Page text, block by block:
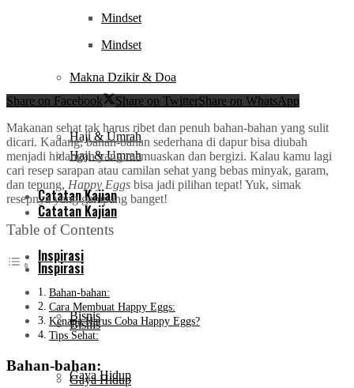
Mindset
Makna Dzikir & Doa
Haji & Umrah
Catatan Kajian
Inspirasi
Bisnis
Gaya Hidup
Mindset
Makna Dzikir & Doa
Haji & Umrah
Catatan Kajian
Inspirasi
Bisnis
Gaya Hidup
Share on Facebook Share on TwitterShare on WhatsApp
Makanan sehat tak harus ribet dan penuh bahan-bahan yang sulit
dicari. Kadang, bahan-bahan sederhana di dapur bisa diubah
menjadi hidangan yang memuaskan dan bergizi. Kalau kamu lagi
cari resep sarapan atau camilan sehat yang bebas minyak, garam,
dan tepung, Happy Eggs bisa jadi pilihan tepat! Yuk, simak
resepnya yang gampang banget!
Table of Contents
Bahan-bahan:
Cara Membuat Happy Eggs:
Kenapa Harus Coba Happy Eggs?
Tips Sehat:
Bahan-bahan: